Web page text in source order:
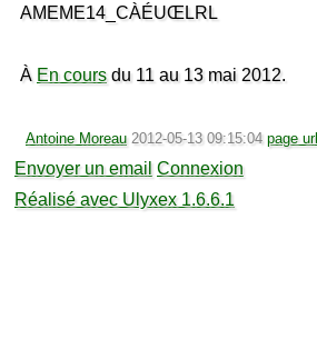
AMEME14_CÀÉUŒLRL
À En coursdu 11 au 13 mai 2012.
Antoine Moreau 2012-05-13 09:15:04 page url
Envoyer un email Connexion
Réalisé avec Ulyxex 1.6.6.1